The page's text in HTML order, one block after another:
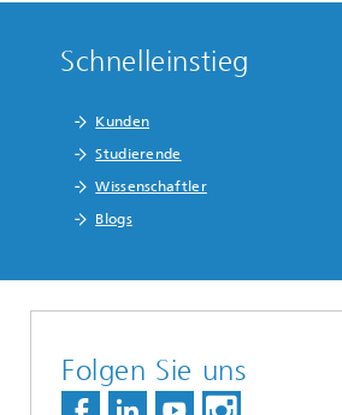
Schnelleinstieg
Kunden
Studierende
Wissenschaftler
Blogs
Folgen Sie uns